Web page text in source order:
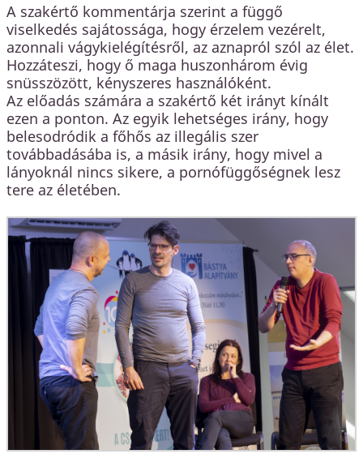
A szakértő kommentárja szerint a függő
viselkedés sajátossága, hogy érzelem vezérelt,
azonnali vágykielégítésről, az aznapról szól az élet.
Hozzáteszi, hogy ő maga huszonhárom évig
snüsszözött, kényszeres használóként.
Az előadás számára a szakértő két irányt kínált
ezen a ponton. Az egyik lehetséges irány, hogy
belesodródik a főhős az illegális szer
továbbadásába is, a másik irány, hogy mivel a
lányoknál nincs sikere, a pornófüggőségnek lesz
tere az életében.